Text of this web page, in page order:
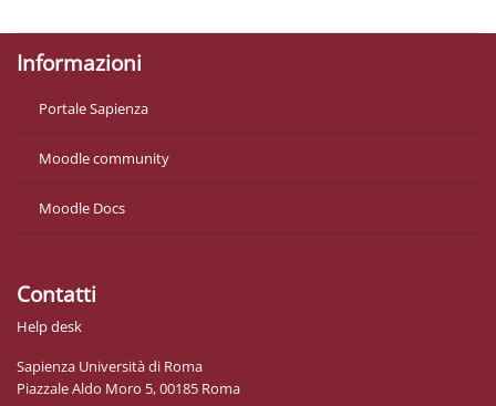
Informazioni
Portale Sapienza
Moodle community
Moodle Docs
Contatti
Help desk
Sapienza Università di Roma
Piazzale Aldo Moro 5, 00185 Roma